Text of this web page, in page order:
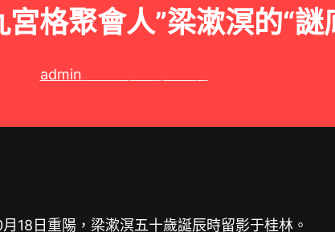
格聚會人”梁漱溟的“謎
admin
18日重陽，梁漱溟五十歲誕辰時留影于桂林。